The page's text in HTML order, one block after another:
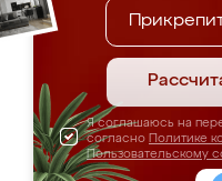
Я соглашаюсь на
согласно Политике
Пользовательскому